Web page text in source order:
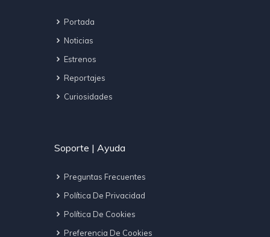
Portada
Noticias
Estrenos
Reportajes
Curiosidades
Soporte | Ayuda
Preguntas Frecuentes
Política De Privacidad
Política De Cookies
Preferencia De Cookies